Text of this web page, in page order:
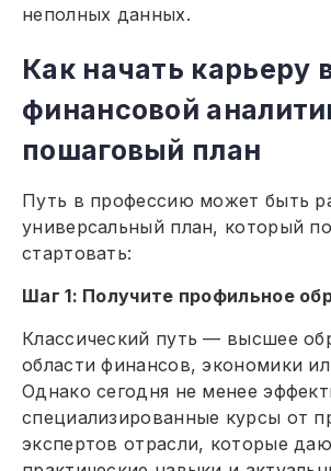
неполных данных.
Как начать карьеру
финансовой
пошаговый план
Путь в профессию может быть
универсальный план, который
стартовать:
Шаг 1: Получите профильное
Классический путь — высшее
области финансов, экономики
Однако сегодня не менее
специализированные курсы от
экспертов отрасли, которые